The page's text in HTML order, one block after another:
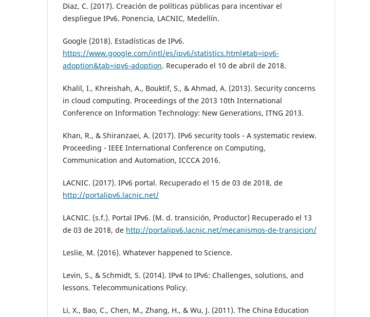
Diaz, C. (2017). Creación de políticas públicas para incentivar el
despliegue IPv6. Ponencia, LACNIC, Medellín.
Google (2018). Estadísticas de IPv6.
https://www.google.com/intl/es/ipv6/statistics.html#tab=ipv6-
adoption&tab=ipv6-adoption. Recuperado el 10 de abril de 2018.
Khalil, I., Khreishah, A., Bouktif, S., & Ahmad, A. (2013). Security concerns
in cloud computing. Proceedings of the 2013 10th International
Conference on Information Technology: New Generations, ITNG 2013.
Khan, R., & Shiranzaei, A. (2017). IPv6 security tools - A systematic review.
Proceeding - IEEE International Conference on Computing,
Communication and Automation, ICCCA 2016.
LACNIC. (2017). IPv6 portal. Recuperado el 15 de 03 de 2018, de
http://portalipv6.lacnic.net/
LACNIC. (s.f.). Portal IPv6. (M. d. transición, Productor) Recuperado el 13
de 03 de 2018, de http://portalipv6.lacnic.net/mecanismos-de-transicion/
Leslie, M. (2016). Whatever happened to Science.
Levin, S., & Schmidt, S. (2014). IPv4 to IPv6: Challenges, solutions, and
lessons. Telecommunications Policy.
Li, X., Bao, C., Chen, M., Zhang, H., & Wu, J. (2011). The China Education